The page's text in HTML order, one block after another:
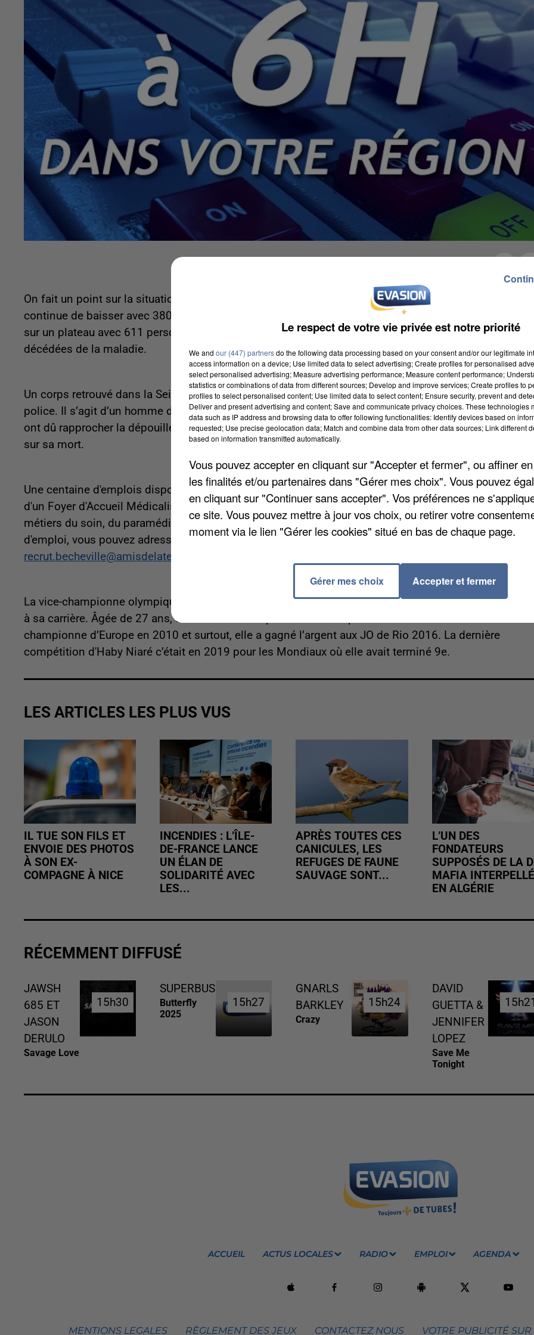
On fait un point sur la situation sanitaire liée au Coronavirus de la Somme. Le taux d’incidence
continue de baisser avec 380 cas positifs pour 100 000 habitants. Mais les hospitalisations restent
sur un plateau avec 611 personnes prises en charge dont 114 en réanimation. 1 677 personnes sont
décédées de la maladie.
Un corps retrouvé dans la Seine à Conflans-Sainte-Honorine ce lundi. C’est un passant qui a alerté la
police. Il s’agit d’un homme de 38 ans, disparu depuis le 22 avril. Les pompiers et la brigade fluviale
ont dû rapprocher la dépouille vers le bord de l’eau. Le corps va être autopsié pour trouver des indices
sur sa mort.
Une centaine d'emplois disponibles dans le médico-social aux Mureaux. Dans le cadre de l'ouverture
d'un Foyer d'Accueil Médicalisé sur le site de Bècheville, plus de 100 postes sont à pourvoir dans les
métiers du soin, du paramédical, de l'éducatif ou de l'entretien. Si vous êtes intéressé par ces offres
d'emploi, vous pouvez adresser votre candidature, avec CV et lettre de motivation, à l'adresse
recrut.becheville@amisdelatelier.org
La vice-championne olympique de Taekwondo Haby Niaré, originaire de Mantes la Jolie, met un
à sa carrière. Âgée de 27 ans, elle a eu un sacré palmarès. Championne du monde des moins en
championne d’Europe en 2010 et surtout, elle a gagné l’argent aux JO de Rio 2016. La dernière
compétition d'Haby Niaré c’était en 2019 pour les Mondiaux où elle avait terminé 9e.
LES ARTICLES LES PLUS VUS
IL TUE SON FILS ET
ENVOIE DES PHOTOS
À SON EX-
COMPAGNE À NICE
INCENDIES : L’ÎLE-
DE-FRANCE LANCE
UN ÉLAN DE
SOLIDARITÉ AVEC
LES...
APRÈS TOUTES CES
CANICULES, LES
REFUGES DE FAUNE
SAUVAGE SONT...
L’UN DES
FONDATEURS
SUPPOSÉS DE LA
MAFIA INTERPELLÉ
EN ALGÉRIE
RÉCEMMENT DIFFUSÉ
JAWSH
685 ET
JASON
DERULO
Savage Love
15h30
15h30
SUPERBUS
Butterfly
2025
15h27
15h27
GNARLS
BARKLEY
Crazy
15h24
15h24
DAVID
GUETTA &
JENNIFER
LOPEZ
Save Me
Tonight
ACCUEIL ACTUS LOCALES RADIO EMPLOI AGENDA
MENTIONS LEGALES RÈGLEMENT DES JEUX CONTACTEZ NOUS VOTRE PUBLICITÉ
Le respect de votre vie privée est notre priorité
We and our (447) partnersdo the following data processing based on your consent and/or our legitimate
access information on a device; Use limited data to select advertising; Create profiles for personalised
select personalised advertising; Measure advertising performance; Measure content performance;
statistics or combinations of data from different sources; Develop and improve services; Create profiles to
profiles to select personalised content; Use limited data to select content; Ensure security, prevent and
Deliver and present advertising and content; Save and communicate privacy choices. These technologies
data such as IP address and browsing data to offer following functionalities: Identify devices based on
requested; Use precise geolocation data; Match and combine data from other data sources; Link different
based on information transmitted automatically.
Vous pouvez accepter en cliquant sur "Accepter et fermer", ou affiner
les finalités et/ou partenaires dans "Gérer mes choix". Vous pouvez
en cliquant sur "Continuer sans accepter". Vos préférences ne
ce site. Vous pouvez mettre à jour vos choix, ou retirer votre
moment via le lien "Gérer les cookies" situé en bas de chaque page.
Gérer mes choix Accepter et fermer